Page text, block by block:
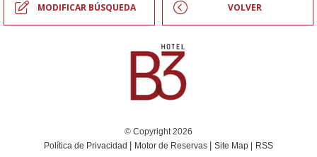
MODIFICAR BÚSQUEDA VOLVER
© Copyright 2026
Política de Privacidad
Motor de Reservas Site Map | RSS